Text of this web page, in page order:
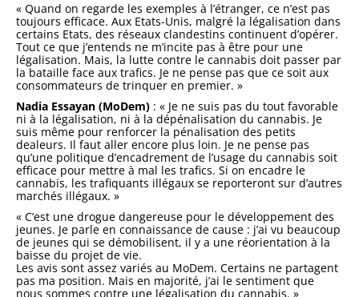
« Quand on regarde les exemples à l’étranger, ce n’est pas
toujours efficace. Aux Etats-Unis, malgré la légalisation dans
certains Etats, des réseaux clandestins continuent d’opérer.
Tout ce que j’entends ne m’incite pas à être pour une
légalisation. Mais, la lutte contre le cannabis doit passer par
la bataille face aux trafics. Je ne pense pas que ce soit aux
consommateurs de trinquer en premier. »
Nadia Essayan (MoDem) : « Je ne suis pas du tout favorable
ni à la légalisation, ni à la dépénalisation du cannabis. Je
suis même pour renforcer la pénalisation des petits
dealeurs. Il faut aller encore plus loin. Je ne pense pas
qu’une politique d’encadrement de l’usage du cannabis soit
efficace pour mettre à mal les trafics. Si on encadre le
cannabis, les trafiquants illégaux se reporteront sur d’autres
marchés illégaux. »
« C’est une drogue dangereuse pour le développement des
jeunes. Je parle en connaissance de cause : j’ai vu beaucoup
de jeunes qui se démobilisent, il y a une réorientation à la
baisse du projet de vie.
Les avis sont assez variés au MoDem. Certains ne partagent
pas ma position. Mais en majorité, j’ai le sentiment que
nous sommes contre une légalisation du cannabis. »